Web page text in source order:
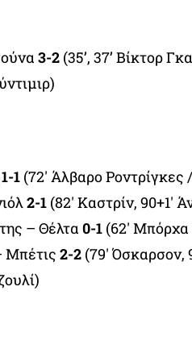
3-2(35’, 37’ Βίκτορ
1-1(72′ Άλβαρο Ροντρίγκες
2-1(82′ Καστρίν, 90+1′
– Θέλτα 0-1(62′ Mπόρχα
Μπέτις 2-2(79′ Όσκαρσον,